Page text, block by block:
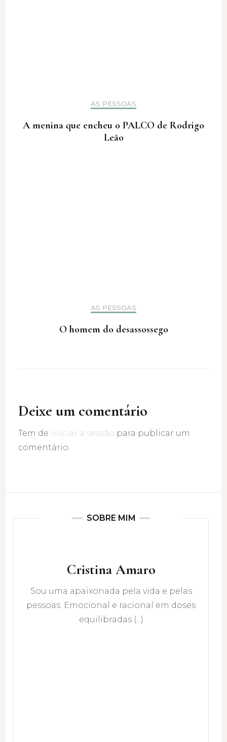
AS PESSOAS
A menina que encheu o PALCO de Rodrigo
Leão
AS PESSOAS
O homem do desassossego
Deixe um comentário
Tem de iniciar a sessão para publicar um
comentário.
SOBRE MIM
Cristina Amaro
Sou uma apaixonada pela vida e pelas
pessoas. Emocional e racional em doses
equilibradas (...)